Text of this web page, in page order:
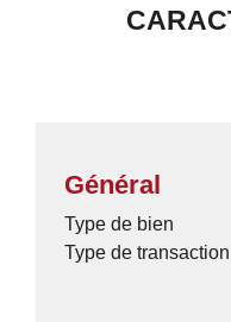
Général
Type de bien
Type de transaction